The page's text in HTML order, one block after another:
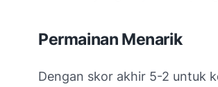
Permainan Menarik
Dengan skor akhir 5-2 untuk